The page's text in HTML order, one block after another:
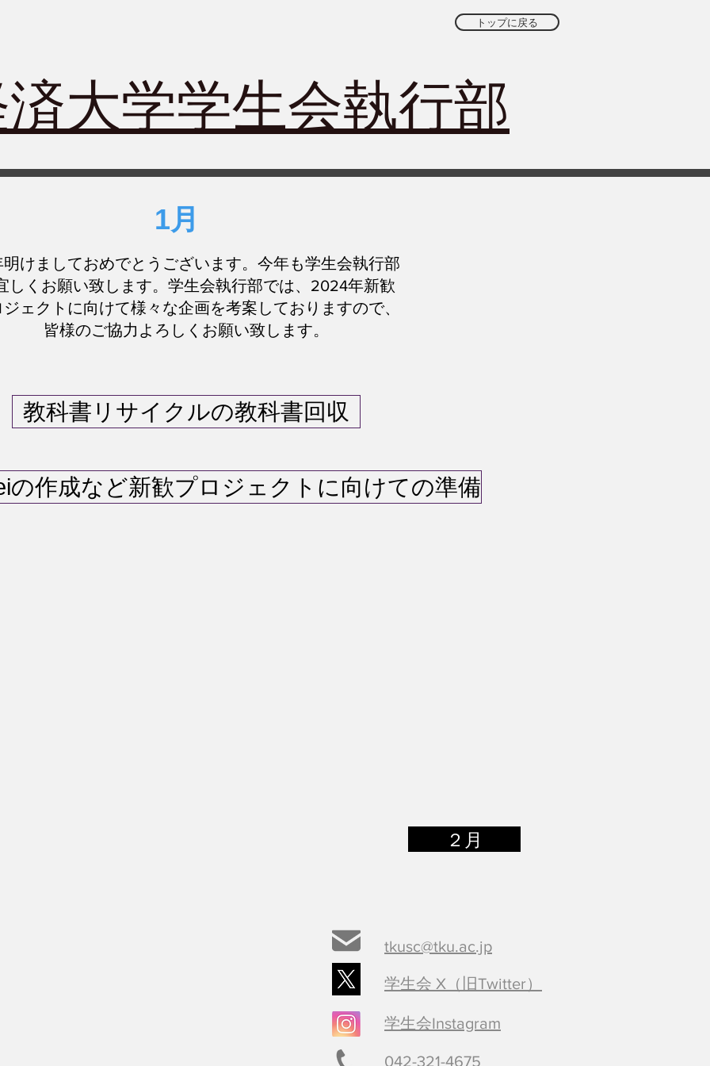
トップに戻る
大学学生会執行部
1月​
明けましておめでとうございます。今年も学生会執行部
しくお願い致します。学生会執行部では、2024年新歓
ェクトに向けて様々な企画を考案しておりますので、
皆様のご協力よろしくお願い致します。
教科書リサイクルの教科書回収
の作成など新歓プロジェクトに向けての準備
２月
tkusc@tku.ac.jp
学生会 X（旧Twitter）
学生会Instagram
​042-321-4675